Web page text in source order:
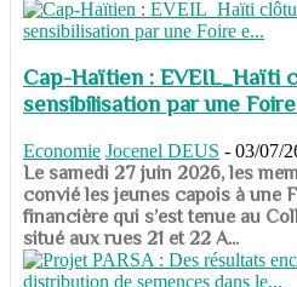
Cap-Haïtien : EVEIL_Haïti
sensibilisation par une
Economie Jocenel DEUS - 03/07/
Le samedi 27 juin 2026, les
convié les jeunes capois à une
financière qui s’est tenue au
situé aux rues 21 et 22 A...